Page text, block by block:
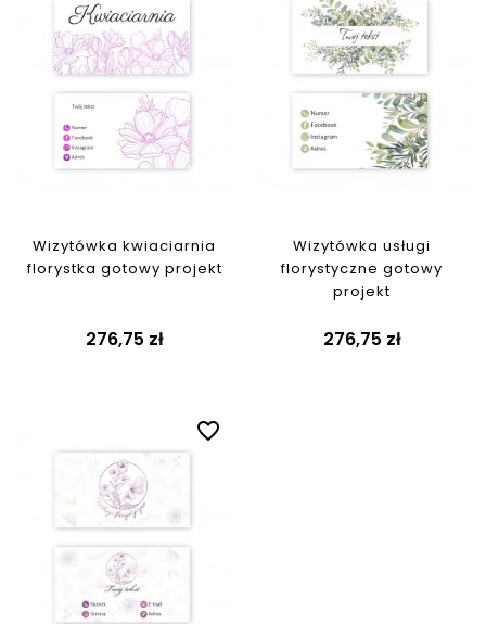
Wizytówka kwiaciarnia
florystka gotowy projekt
276,75 zł
Wizytówka usługi
florystyczne gotowy
projekt
276,75 zł
favorite_border